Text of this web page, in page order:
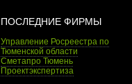
ПОСЛЕДНИЕ ФИРМЫ
Управление Росреестра по
Тюменской области
Сметапро Тюмень
Проектэкспертиза